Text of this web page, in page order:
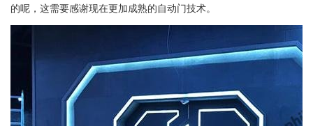
的呢，这需要感谢现在更加成熟的自动门技术。